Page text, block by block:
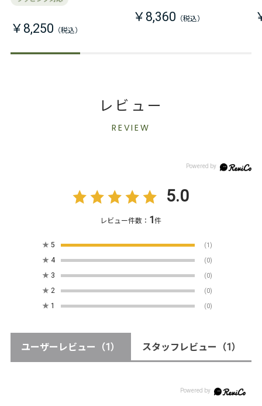
￥8,250
￥8,360
レビュー
REVIEW
5.0
レビュー件数： 1件
★ 5 (1)
★ 4 (0)
★ 3 (0)
★ 2 (0)
★ 1 (0)
ユーザーレビュー （1） スタッフレビュー （1）